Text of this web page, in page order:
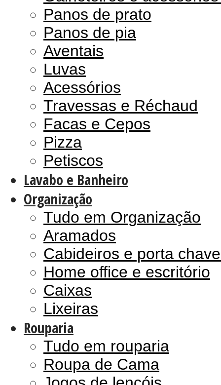
Panos de prato
Panos de pia
Aventais
Luvas
Acessórios
Travessas e Réchaud
Facas e Cepos
Pizza
Petiscos
Lavabo e Banheiro
Organização
Tudo em Organização
Aramados
Cabideiros e porta
Home office e escritório
Caixas
Lixeiras
Rouparia
Tudo em rouparia
Roupa de Cama